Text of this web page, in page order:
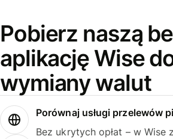
Pobierz naszą
aplikację Wise
wymiany walut
Porównaj usługi przelewów
Bez ukrytych opłat – w Wise